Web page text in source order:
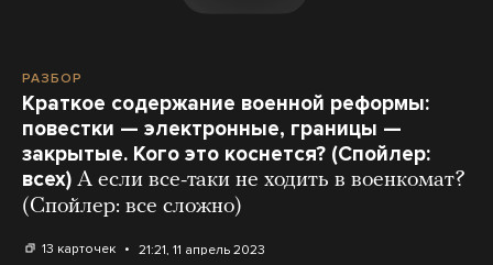
РАЗБОР
Краткое содержание военной реформы:
повестки — электронные, границы —
закрытые. Кого это коснется? (Спойлер:
всех) А если все-таки не ходить в военкомат?
(Спойлер: все сложно)
13 карточек 21:21, 11 апрель 2023